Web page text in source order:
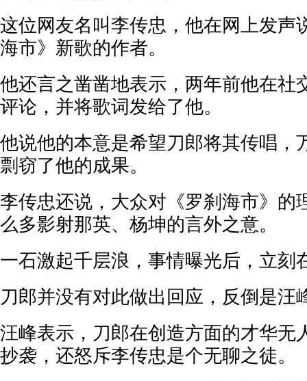
这位网友名叫李传忠，他在网上发声
海市》新歌的作者。
他还言之凿凿地表示，两年前他在社
评论，并将歌词发给了他。
他说他的本意是希望刀郎将其传唱，
剽窃了他的成果。
李传忠还说，大众对《罗刹海市》的
么多影射那英、杨坤的言外之意。
一石激起千层浪，事情曝光后，立刻
刀郎并没有对此做出回应，反倒是汪
汪峰表示，刀郎在创造方面的才华无
抄袭，还怒斥李传忠是个无聊之徒。